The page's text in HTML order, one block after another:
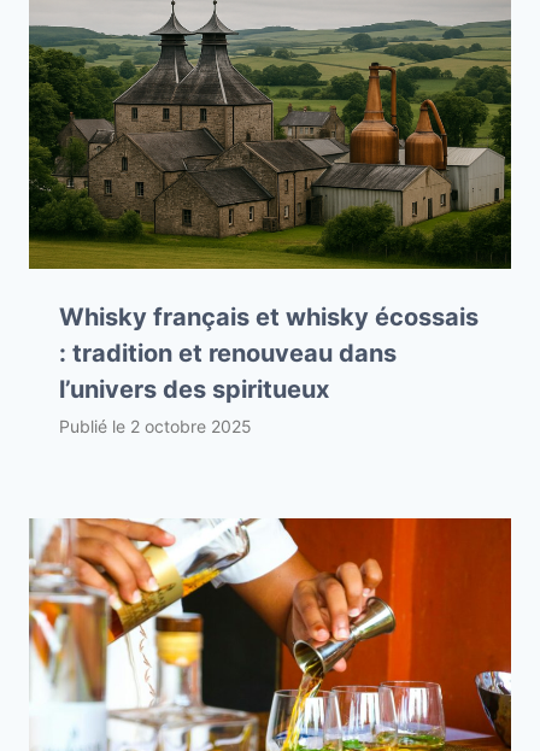
Whisky français et whisky écossais
: tradition et renouveau dans
l’univers des spiritueux
Publié le 2 octobre 2025